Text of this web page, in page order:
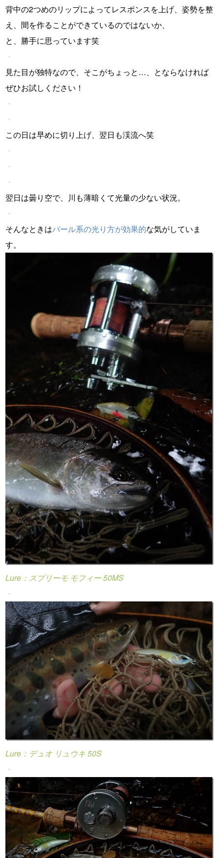
背中の2つめのリップによってレスポンスを上げ、姿勢を整
え、間を作ることができているのではないか、
と、勝手に思っています笑
・
見た目が独特なので、そこがちょっと…、とならなければ
ぜひお試しください！
・
・
この日は早めに切り上げ、翌日も渓流へ笑
・
・
・
翌日は曇り空で、川も薄暗くて光量の少ない状況。
・
そんなときはパール系の光り方が効果的な気がしていま
す。
Lure：スプリーモ モフィー 50MS
・
Lure：デュオ リュウキ 50S
・